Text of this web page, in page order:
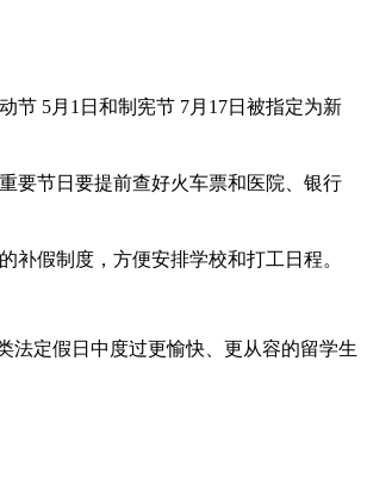
节 5月1日 和制宪节 7月17日 被指定为新
要节日要提前查好火车票和医院、银行
补假制度 ，方便安排学校和打工日程。
法定假日中度过更愉快、更从容的留学生